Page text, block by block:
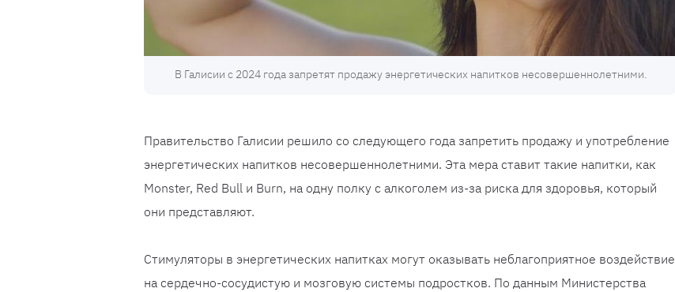
В Галисии с 2024 года запретят продажу энергетических напитков несовершеннолетними.
Правительство Галисии решило со следующего года запретить продажу и употребление
энергетических напитков несовершеннолетними. Эта мера ставит такие напитки, как
Monster, Red Bull и Burn, на одну полку с алкоголем из-за риска для здоровья, который
они представляют.
Стимуляторы в энергетических напитках могут оказывать неблагоприятное воздействие
на сердечно-сосудистую и мозговую системы подростков. По данным Министерства